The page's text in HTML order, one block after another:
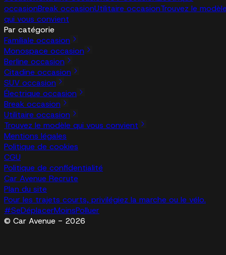
occasionBreak occasionUtilitaire occasionTrouvez le
qui vous convient
Par catégorie
Familiale occasion
Monospace occasion
Berline occasion
Citadine occasion
SUV occasion
Électrique occasion
Break occasion
Utilitaire occasion
Trouvez le modèle qui vous convient
Mentions légales
Politique de cookies
CGU
Politique de confidentialité
Car Avenue Recrute
Plan du site
Pour les trajets courts, privilégiez la marche ou le vélo.
#SeDéplacerMoinsPolluer
© Car Avenue - 2026